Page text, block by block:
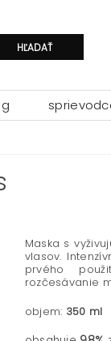
Maska s
vlasov.
prvého
rozčesávanie
objem: 350 ml